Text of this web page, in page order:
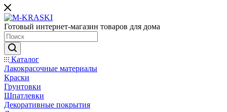
Готовый интернет-магазин товаров для дома
Каталог
Лакокрасочные материалы
Краски
Грунтовки
Шпатлевки
Декоративные покрытия